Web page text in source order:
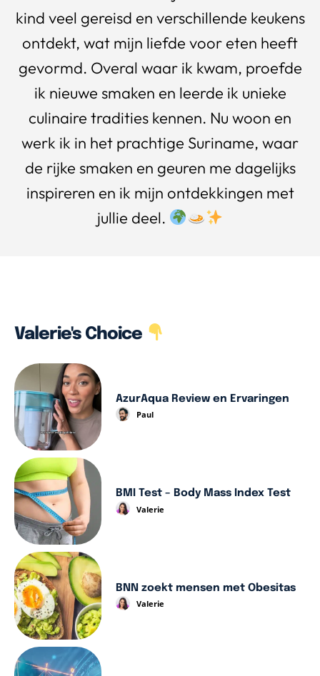
kind veel gereisd en verschillende keukens
ontdekt, wat mijn liefde voor eten heeft
gevormd. Overal waar ik kwam, proefde
ik nieuwe smaken en leerde ik unieke
culinaire tradities kennen. Nu woon en
werk ik in het prachtige Suriname, waar
de rijke smaken en geuren me dagelijks
inspireren en ik mijn ontdekkingen met
jullie deel.
Valerie's Choice
AzurAqua Review en Ervaringen
Paul
BMI Test – Body Mass Index Test
Valerie
BNN zoekt mensen met Obesitas
Valerie